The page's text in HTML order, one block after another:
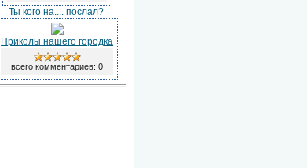
Ты кого на.... послал?
Приколы нашего городка
всего комментариев: 0